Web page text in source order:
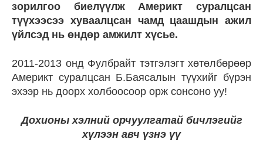
зорилгоо биелүүлж Америкт суралцсан
түүхээсээ хуваалцсан чамд цаашдын ажил
үйлсэд нь өндөр амжилт хүсье.
2011-2013 онд Фулбрайт тэтгэлэгт хөтөлбөрөөр
Америкт суралцсан Б.Баясалын түүхийг бүрэн
эхээр нь доорх холбоосоор орж сонсоно уу!
Дохионы хэлний орчуулгатай бичлэгийг
хүлээн авч үзнэ үү